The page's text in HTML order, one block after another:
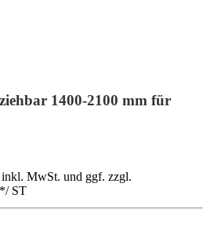
1400-2100 mm für
MwSt. und ggf. zzgl.
*/ ST